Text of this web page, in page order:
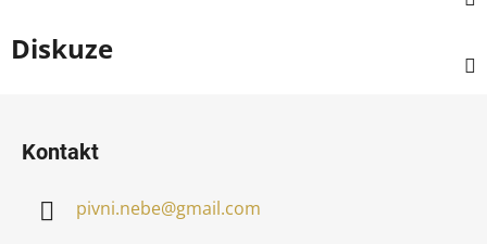
Diskuze
Kontakt
pivni.nebe@gmail.com